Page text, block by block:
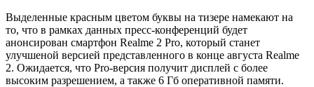
Выделенные красным цветом буквы на тизере намекают на
то, что в рамках данных пресс-конференций будет
анонсирован смартфон Realme 2 Pro, который станет
улучшеной версией представленного в конце августа Realme
2. Ожидается, что Pro-версия получит дисплей с более
высоким разрешением, а также 6 Гб оперативной памяти.